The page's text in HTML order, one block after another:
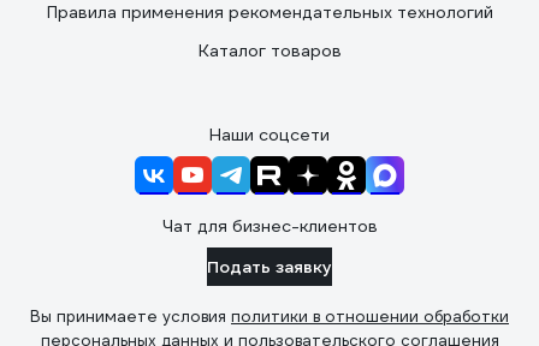
Правила применения рекомендательных технологий
Каталог товаров
Наши соцсети
Чат для бизнес-клиентов
Подать заявку
Вы принимаете условия политики в отношении обработки
персональных данных и пользовательского соглашения